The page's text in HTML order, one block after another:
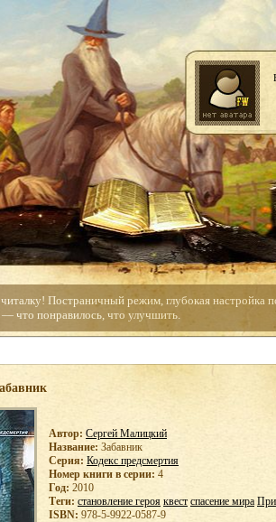
Постраничный режим, глубокая настройка
— что понравилось, что улучшить.
Автор: Сергей Малицкий
Название: Забавник
Серия: Кодекс предсмертия
Номер книги в серии: 4
Год: 2010
Теги: становление героя квест спасение мира
ISBN: 978-5-9922-0587-9